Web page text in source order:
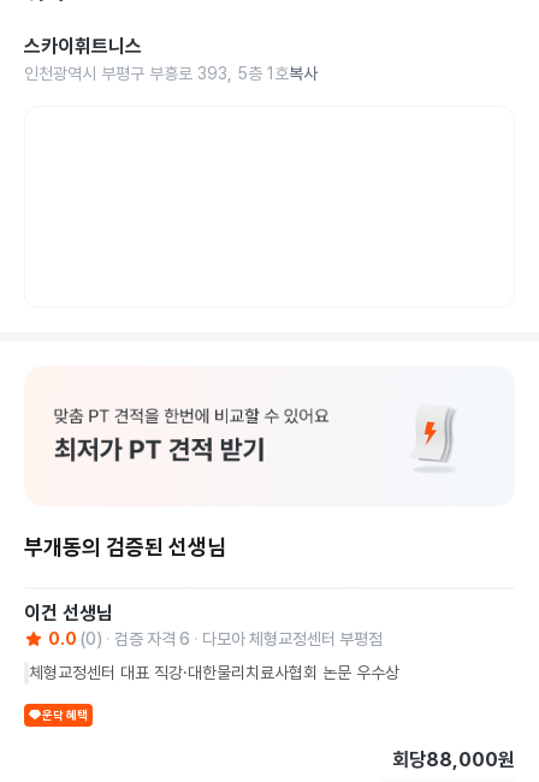
스카이휘트니스
인천광역시 부평구 부흥로 393, 5층 1호복사
부개동의 검증된 선생님
이건 선생님
0.0 (0) 검증 자격 6
다모아 체형교정센터 부평점
체형교정센터 대표 직강·대한물리치료사협회 논문 우수상
운닥 혜택
회당88,000원